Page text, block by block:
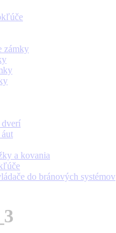
zámky
dverí
a kovania
do bránových systémov